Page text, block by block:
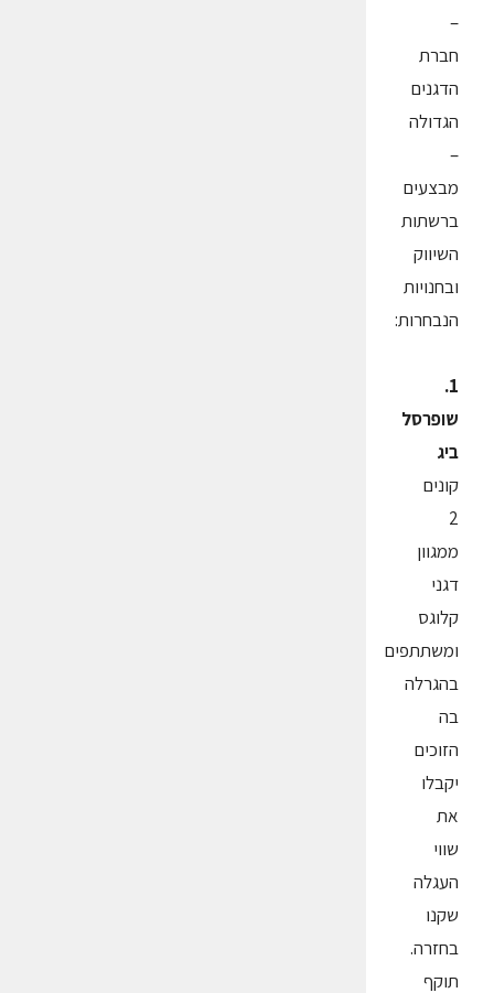
–
חברת
הדגנים
הגדולה
–
מבצעים
ברשתות
השיווק
ובחנויות
הנבחרות:
1.
שופרסל
ביג
קונים
2
ממגוון
דגני
קלוגס
ומשתתפים
בהגרלה
בה
הזוכים
יקבלו
את
שווי
העגלה
שקנו
בחזרה.
תוקף